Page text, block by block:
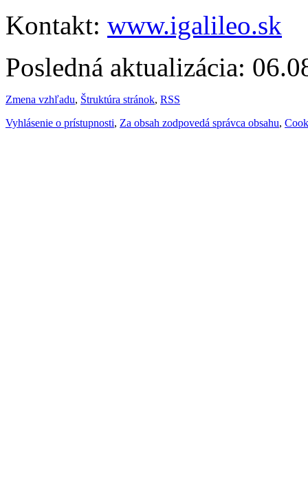
Kontakt: www.igalileo.sk
Posledná aktualizácia:
Zmena vzhľadu, Štruktúra stránok, RSS
Vyhlásenie o prístupnosti, Za obsah zodpovedá správca obsahu,